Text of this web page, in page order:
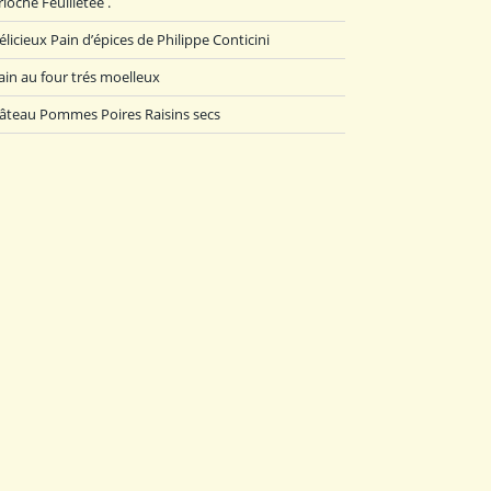
Pain d’épices de Philippe Conticini
au four trés moelleux
Pommes Poires Raisins secs